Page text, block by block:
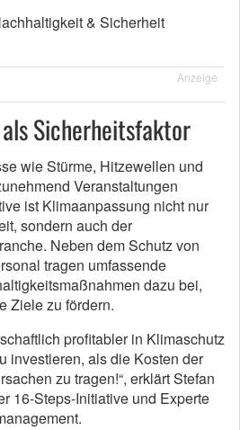
Anzeige
Sicherheitsfaktor
wie Stürme, Hitzewellen und
Veranstaltungen
ist Klimaanpassung nicht nur
sondern auch der
Neben dem Schutz von
tragen umfassende
dazu bei,
Ziele zu fördern.
profitabler in Klimaschutz
investieren, als die Kosten der
zu tragen!“, erklärt Stefan
16-Steps-Initiative und Experte